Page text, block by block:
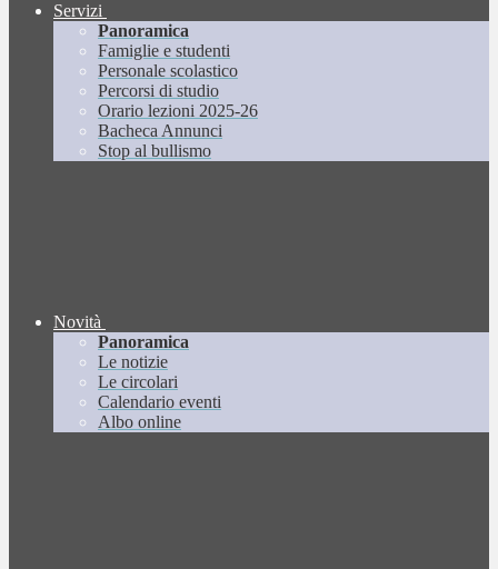
Servizi
Panoramica
Famiglie e studenti
Personale scolastico
Percorsi di studio
Orario lezioni 2025-26
Bacheca Annunci
Stop al bullismo
Novità
Panoramica
Le notizie
Le circolari
Calendario eventi
Albo online